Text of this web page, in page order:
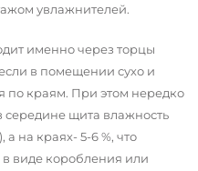
увлажнителей.
именно через торцы
в помещении сухо и
по краям. При этом нередко
середине щита влажность
а на краях- 5-6 %, что
виде коробления или